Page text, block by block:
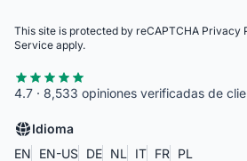
This site is protected by reCAPTCHA Privacy
Service apply.
4.7 · 8,533 opiniones verificadas de
Idioma
EN
EN-US DE NL IT FR PL